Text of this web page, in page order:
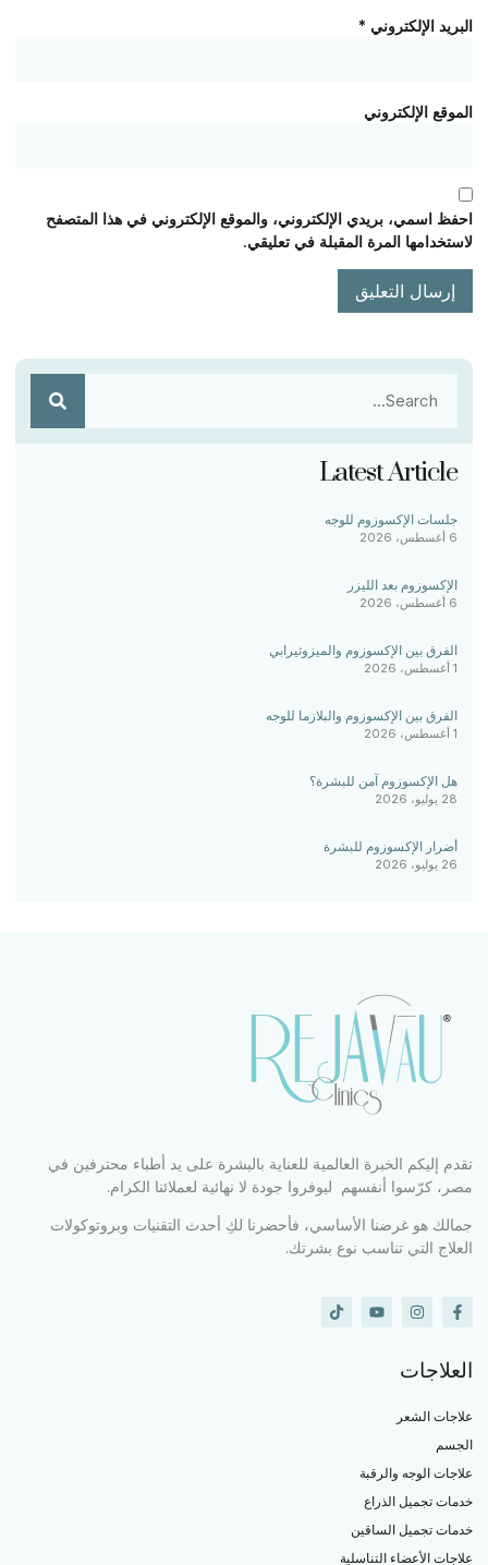
البريد الإلكتروني *
الموقع الإلكتروني
احفظ اسمي، بريدي الإلكتروني، والموقع الإلكتروني في هذا المتصفح
لاستخدامها المرة المقبلة في تعليقي.
Latest Article
جلسات الإكسوزوم للوجه
6 أغسطس، 2026
الإكسوزوم بعد الليزر
6 أغسطس، 2026
الفرق بين الإكسوزوم والميزوثيرابي
1 أغسطس، 2026
الفرق بين الإكسوزوم والبلازما للوجه
1 أغسطس، 2026
هل الإكسوزوم آمن للبشرة؟
28 يوليو، 2026
أضرار الإكسوزوم للبشرة
26 يوليو، 2026
تقدم إليكم الخبرة العالمية للعناية بالبشرة على يد أطباء محترفين في
مصر، كرّسوا أنفسهم ليوفروا جودة لا نهائية لعملائنا الكرام.
جمالك هو غرضنا الأساسي، فأحضرنا لكِ أحدث التقنيات وبروتوكولات
العلاج التي تناسب نوع بشرتك.
العلاجات
علاجات الشعر
الجسم
علاجات الوجه والرقبة
خدمات تجميل الذراع
خدمات تجميل الساقين
علاجات الأعضاء التناسلية